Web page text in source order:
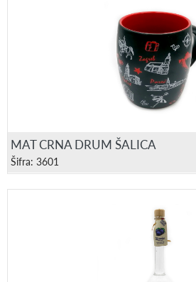
MAT CRNA DRUM ŠALICA
Šifra: 3601